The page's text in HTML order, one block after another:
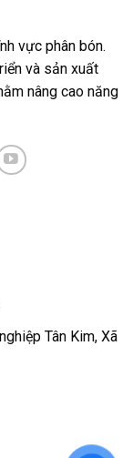
vực phân bón.
và sản xuất
nâng cao năng
Tân Kim, Xã